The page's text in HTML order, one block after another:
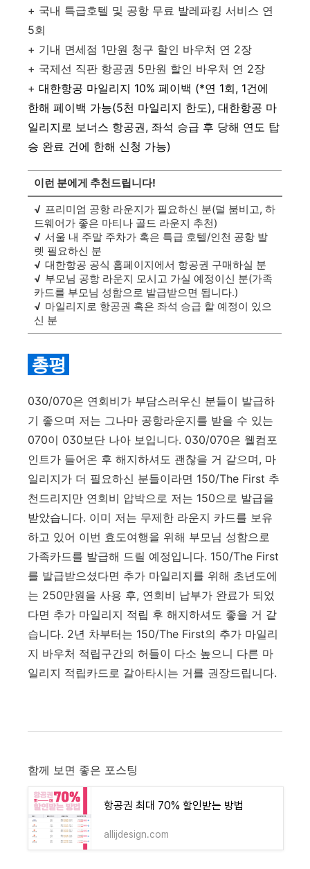
+ 국내 특급호텔 및 공항 무료 발레파킹 서비스 연
5회
+ 기내 면세점 1만원 청구 할인 바우처 연 2장
+ 국제선 직판 항공권 5만원 할인 바우처 연 2장
+ 대한항공 마일리지 10% 페이백 (*연 1회, 1건에
한해 페이백 가능(5천 마일리지 한도), 대한항공 마
일리지로 보너스 항공권, 좌석 승급 후 당해 연도 탑
승 완료 건에 한해 신청 가능)
이런 분에게 추천드립니다!
√ 프리미엄 공항 라운지가 필요하신 분(덜 붐비고, 하
드웨어가 좋은 마티나 골드 라운지 추천)
√ 서울 내 주말 주차가 혹은 특급 호텔/인천 공항 발
렛 필요하신 분
√ 대한항공 공식 홈페이지에서 항공권 구매하실 분
√ 부모님 공항 라운지 모시고 가실 예정이신 분(가족
카드를 부모님 성함으로 발급받으면 됩니다.)
√ 마일리지로 항공권 혹은 좌석 승급 할 예정이 있으
신 분
총평
030/070은 연회비가 부담스러우신 분들이 발급하
기 좋으며 저는 그나마 공항라운지를 받을 수 있는
070이 030보단 나아 보입니다. 030/070은 웰컴포
인트가 들어온 후 해지하셔도 괜찮을 거 같으며, 마
일리지가 더 필요하신 분들이라면 150/The First 추
천드리지만 연회비 압박으로 저는 150으로 발급을
받았습니다. 이미 저는 무제한 라운지 카드를 보유
하고 있어 이번 효도여행을 위해 부모님 성함으로
가족카드를 발급해 드릴 예정입니다. 150/The First
를 발급받으셨다면 추가 마일리지를 위해 초년도에
는 250만원을 사용 후, 연회비 납부가 완료가 되었
다면 추가 마일리지 적립 후 해지하셔도 좋을 거 같
습니다. 2년 차부터는 150/The First의 추가 마일리
지 바우처 적립구간의 허들이 다소 높으니 다른 마
일리지 적립카드로 갈아타시는 거를 권장드립니다.
함께 보면 좋은 포스팅
항공권 최대 70% 할인받는 방법
allijdesign.com